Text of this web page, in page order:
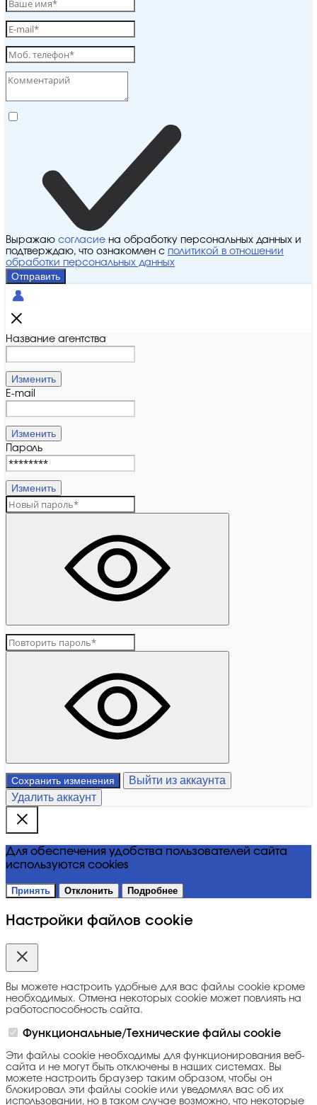
Выражаю согласие на обработку персональных данных и
подтверждаю, что ознакомлен с политикой в отношении
обработки персональных данных
Отправить
Название агентства
Изменить
E-mail
Изменить
Пароль
Изменить
Сохранить изменения
Выйти из аккаунта
Удалить аккаунт
Для обеспечения удобства пользователей сайта
используются cookies
Принять Отклонить Подробнее
Настройки файлов cookie
Вы можете настроить удобные для вас файлы cookie кроме
необходимых. Отмена некоторых cookie может повлиять на
работоспособность сайта.
Функциональные/Технические файлы cookie
Эти файлы cookie необходимы для функционирования веб-
сайта и не могут быть отключены в наших системах. Вы
можете настроить браузер таким образом, чтобы он
блокировал эти файлы cookie или уведомлял вас об их
использовании, но в таком случае возможно, что некоторые